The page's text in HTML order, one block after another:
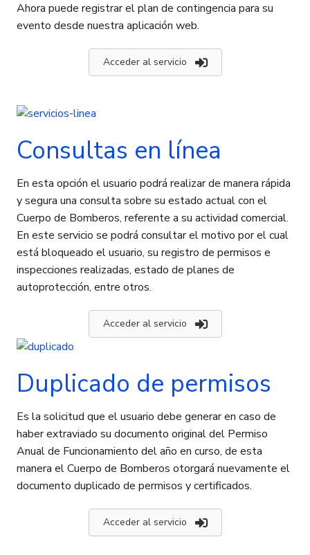
Ahora puede registrar el plan de contingencia para su
evento desde nuestra aplicación web.
Acceder al servicio
Consultas en línea
En esta opción el usuario podrá realizar de manera rápida
y segura una consulta sobre su estado actual con el
Cuerpo de Bomberos, referente a su actividad comercial.
En este servicio se podrá consultar el motivo por el cual
está bloqueado el usuario, su registro de permisos e
inspecciones realizadas, estado de planes de
autoprotección, entre otros.
Acceder al servicio
Duplicado de permisos
Es la solicitud que el usuario debe generar en caso de
haber extraviado su documento original del Permiso
Anual de Funcionamiento del año en curso, de esta
manera el Cuerpo de Bomberos otorgará nuevamente el
documento duplicado de permisos y certificados.
Acceder al servicio